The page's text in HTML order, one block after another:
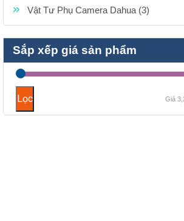
Vật Tư Phụ Camera Dahua (3)
Sắp xếp giá sản phẩm
Giá
thấp
Giá
cao
Lọc Giá